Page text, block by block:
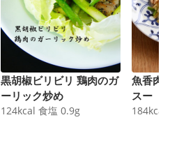
黒胡椒ビリビリ 鶏肉のガ
ーリック炒め
124kcal 食塩 0.9g
魚香肉
スー
184kcal